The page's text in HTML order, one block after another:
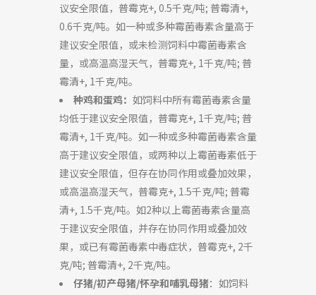
议安全限值，普霉克+, 0.5千克/吨; 普霉清+,
0.6千克/吨。如一种或多种霉菌毒素含量高于
建议安全限值，或未检测饲料中霉菌毒素含
量，或高温高湿天气，普霉克+, 1千克/吨; 普
霉清+, 1千克/吨。
种鸡和蛋鸡： 如饲料中所有霉菌毒素含量
均低于建议安全限值，普霉克+, 1千克/吨; 普
霉清+, 1千克/吨。如一种或多种霉菌毒素含量
高于建议安全限值，或两种以上霉菌毒素低于
建议安全限值，但存在协同作用或叠加效果，
或高温高湿天气，普霉克+, 1.5千克/吨; 普霉
清+, 1.5千克/吨。如2种以上霉菌毒素含量高
于建议安全限值，并存在协同作用或叠加效
果，或已有霉菌毒素中毒症状，普霉克+, 2千
克/吨; 普霉清+, 2千克/吨。
仔猪/初产母猪/怀孕和哺乳母猪：如饲料